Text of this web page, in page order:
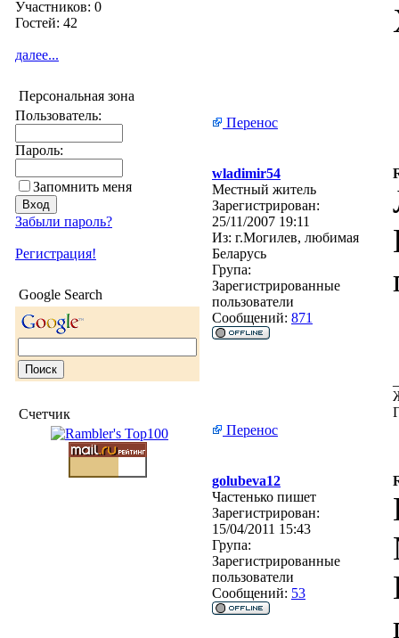
Участников: 0
Гостей: 42
далее...
Персональная зона
Пользователь:
Пароль:
Запомнить меня
Забыли пароль?
Регистрация!
Google Search
Счетчик
Перенос
wladimir54
Местный житель
Зарегистрирован:
25/11/2007 19:11
Из: г.Могилев, любимая
Беларусь
Група:
Зарегистрированные
пользователи
Сообщений: 871
Перенос
golubeva12
Частенько пишет
Зарегистрирован:
15/04/2011 15:43
Група:
Зарегистрированные
пользователи
Сообщений: 53